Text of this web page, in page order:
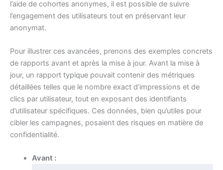
l’aide de cohortes anonymes, il est possible de suivre
l’engagement des utilisateurs tout en préservant leur
anonymat.
Pour illustrer ces avancées, prenons des exemples concrets
de rapports avant et après la mise à jour. Avant la mise à
jour, un rapport typique pouvait contenir des métriques
détaillées telles que le nombre exact d’impressions et de
clics par utilisateur, tout en exposant des identifiants
d’utilisateur spécifiques. Ces données, bien qu’utiles pour
cibler les campagnes, posaient des risques en matière de
confidentialité.
Avant :